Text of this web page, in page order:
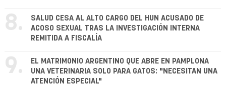
8.
SALUD CESA AL ALTO CARGO DEL HUN ACUSADO DE
ACOSO SEXUAL TRAS LA INVESTIGACIÓN INTERNA
REMITIDA A FISCALÍA
9.
EL MATRIMONIO ARGENTINO QUE ABRE EN PAMPLONA
UNA VETERINARIA SOLO PARA GATOS: "NECESITAN UNA
ATENCIÓN ESPECIAL"